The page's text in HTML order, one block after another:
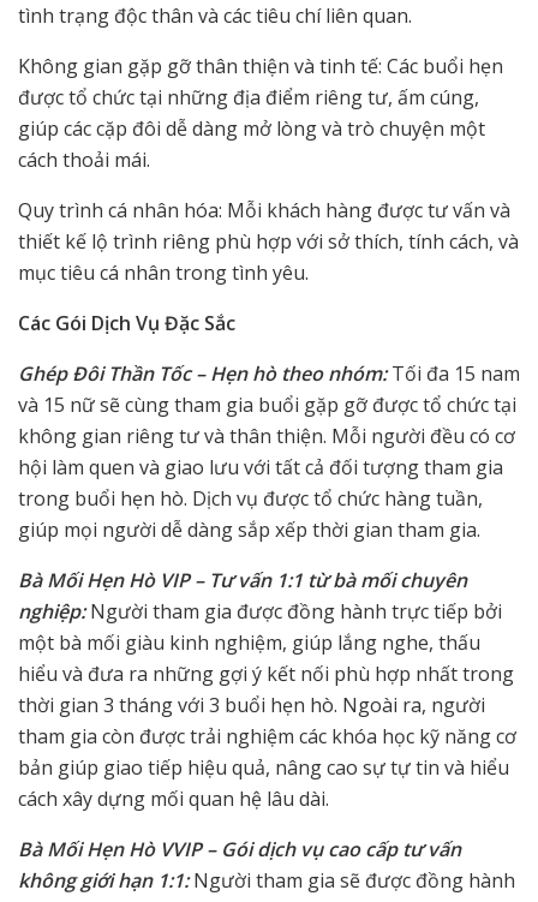
tình trạng độc thân và các tiêu chí liên quan.
Không gian gặp gỡ thân thiện và tinh tế: Các buổi hẹn
được tổ chức tại những địa điểm riêng tư, ấm cúng,
giúp các cặp đôi dễ dàng mở lòng và trò chuyện một
cách thoải mái.
Quy trình cá nhân hóa: Mỗi khách hàng được tư vấn và
thiết kế lộ trình riêng phù hợp với sở thích, tính cách, và
mục tiêu cá nhân trong tình yêu.
Các Gói Dịch Vụ Đặc Sắc
Ghép Đôi Thần Tốc – Hẹn hò theo nhóm:Tối đa 15 nam
và 15 nữ sẽ cùng tham gia buổi gặp gỡ được tổ chức tại
không gian riêng tư và thân thiện. Mỗi người đều có cơ
hội làm quen và giao lưu với tất cả đối tượng tham gia
trong buổi hẹn hò. Dịch vụ được tổ chức hàng tuần,
giúp mọi người dễ dàng sắp xếp thời gian tham gia.
Bà Mối Hẹn Hò VIP – Tư vấn 1:1 từ bà mối chuyên
nghiệp:Người tham gia được đồng hành trực tiếp bởi
một bà mối giàu kinh nghiệm, giúp lắng nghe, thấu
hiểu và đưa ra những gợi ý kết nối phù hợp nhất trong
thời gian 3 tháng với 3 buổi hẹn hò. Ngoài ra, người
tham gia còn được trải nghiệm các khóa học kỹ năng cơ
bản giúp giao tiếp hiệu quả, nâng cao sự tự tin và hiểu
cách xây dựng mối quan hệ lâu dài.
Bà Mối Hẹn Hò VVIP – Gói dịch vụ cao cấp tư vấn
không giới hạn 1:1:Người tham gia sẽ được đồng hành